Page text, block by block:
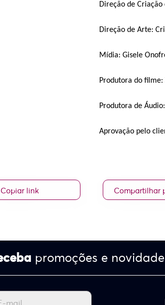
Direção de Criação
Direção de Arte:
Mídia: Gisele
Produtora do filme:
Produtora de
Aprovação pelo
Copiar link Compartilhar
promoções e